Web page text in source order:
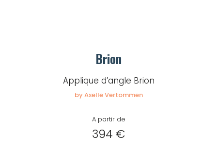
Brion
Applique d’angle Brion
by Axelle Vertommen
A partir de
394 €